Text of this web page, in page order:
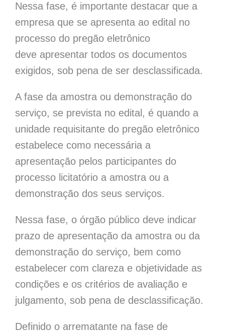
Nessa fase, é importante destacar que a
empresa que se apresenta ao edital no
processo do pregão eletrônico
deve apresentar todos os documentos
exigidos, sob pena de ser desclassificada.
A fase da amostra ou demonstração do
serviço, se prevista no edital, é quando a
unidade requisitante do pregão eletrônico
estabelece como necessária a
apresentação pelos participantes do
processo licitatório a amostra ou a
demonstração dos seus serviços.
Nessa fase, o órgão público deve indicar
prazo de apresentação da amostra ou da
demonstração do serviço, bem como
estabelecer com clareza e objetividade as
condições e os critérios de avaliação e
julgamento, sob pena de desclassificação.
Definido o arrematante na fase de